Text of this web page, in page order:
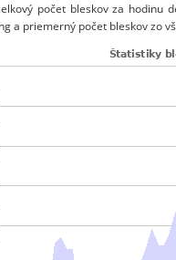
počet bleskov za hodinu
a priemerný počet bleskov zo